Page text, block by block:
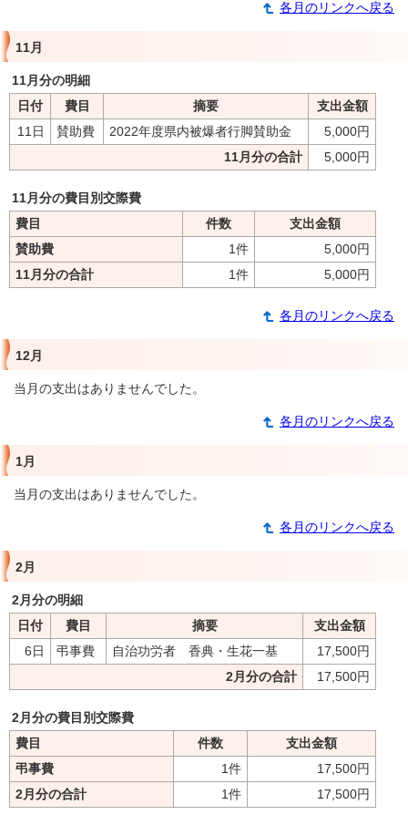
各月のリンクへ戻る
11月
11月分の明細
日付
費目 摘要
支出金額
11日
賛助費 2022年度県内被爆者行脚賛助金
5,000円
11月分の合計
5,000円
11月分の費目別交際費
費目
件数
支出金額
賛助費
1件
5,000円
11月分の合計
1件 5,000円
各月のリンクへ戻る
12月
当月の支出はありませんでした。
各月のリンクへ戻る
1月
当月の支出はありませんでした。
各月のリンクへ戻る
2月
2月分の明細
日付
費目 摘要
支出金額
6日
弔事費 自治功労者 香典・生花一基
17,500円
2月分の合計
17,500円
2月分の費目別交際費
費目
件数
支出金額
弔事費
1件
17,500円
2月分の合計
1件 17,500円